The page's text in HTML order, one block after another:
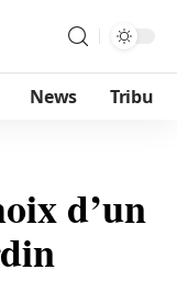
News Tribu
d’un